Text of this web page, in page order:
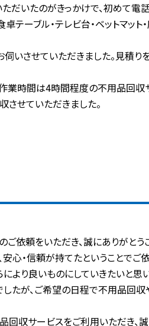
いたのがきっかけで、初めて電
ーブル・テレビ台・ベットマット
させていただきました。見積り
時間は4時間程度の不用品回収サ
させていただきました。
頼をいただき、誠にありがとう
・信頼が持てたということでご
より良いものにしていきたいと思い
が、ご希望の日程で不用品回収
サービスをご利用いただき、誠